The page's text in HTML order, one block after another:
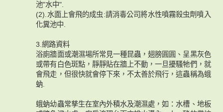
池"水中".
(2).水面上會飛的成虫:請消毒公司將水性噴霧殺虫劑噴入
化糞池中.
3.網路資料
浴廁牆面或潮濕場所常見一種昆蟲，翅膀圓圓、呈黑灰色
或帶有白色斑點，靜靜貼在牆上不動，一旦擾騷牠們，就
會飛走，但很快就會停下來，不太善於飛行，這蟲稱為蛾
蚋.
蛾蚋幼蟲常孳生在室內外積水及潮濕處，如：水槽、地板